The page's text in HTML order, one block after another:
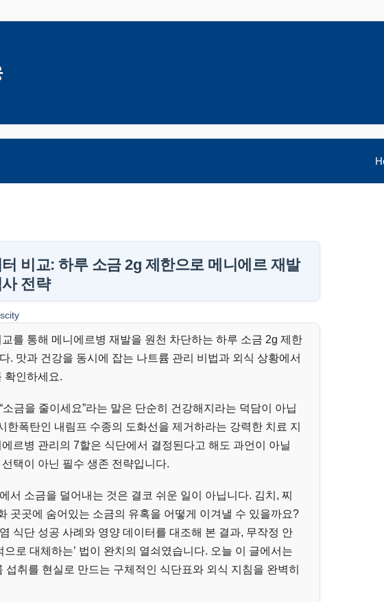
비교: 하루 소금 2g 제한으로 메니에르 재발
전략
를 통해 메니에르병 재발을 원천 차단하는 하루 소금 2g 제한
. 맛과 건강을 동시에 잡는 나트륨 관리 비법과 외식 상황에서
확인하세요.
금을 줄이세요”라는 말은 단순히 건강해지라는 덕담이 아닙
한폭탄인 내림프 수종의 도화선을 제거하라는 강력한 치료 지
르병 관리의 7할은 식단에서 결정된다고 해도 과언이 아닐
택이 아닌 필수 생존 전략입니다.
서 소금을 덜어내는 것은 결코 쉬운 일이 아닙니다. 김치, 찌
곳곳에 숨어있는 소금의 유혹을 어떻게 이겨낼 수 있을까요?
식단 성공 사례와 영양 데이터를 대조해 본 결과, 무작정 안
으로 대체하는’ 법이 완치의 열쇠였습니다. 오늘 이 글에서는
섭취를 현실로 만드는 구체적인 식단표와 외식 지침을 완벽히